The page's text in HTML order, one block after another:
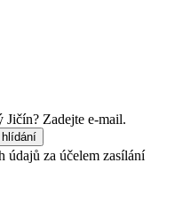
Jičín? Zadejte e‑mail.
hlídání
údajů za účelem zasílání